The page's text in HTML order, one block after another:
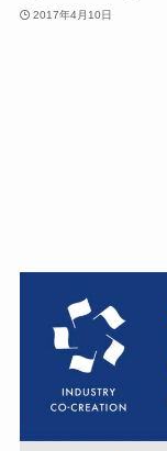
2017年4月10日